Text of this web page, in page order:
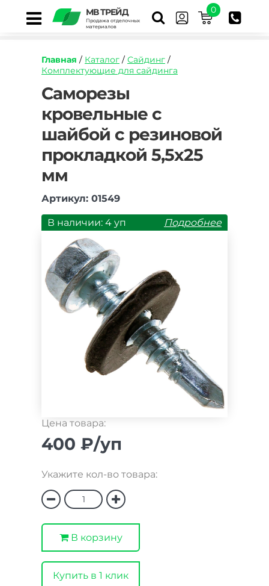
МВ ТРЕЙД
Продажа отделочных
материалов
0
Главная / Каталог / Сайдинг /
Комплектующие для сайдинга
https://mvtrade.ru/images/id/normal/samorezy-
krovelnye-
s-
shajboj-
s-
prokladkoj-
mm.jpg
Саморезы
кровельные с
шайбой с резиновой
прокладкой 5,5х25
мм
Артикул: 01549
В наличии: 4 уп Подробнее
Цена товара:
400 ₽/уп
Укажите кол-во товара:
В корзину
Купить в 1 клик